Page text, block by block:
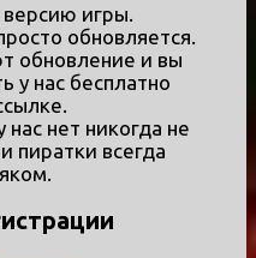
игры.
обновляется.
обновление и вы
у нас бесплатно
нет никогда не
пиратки всегда